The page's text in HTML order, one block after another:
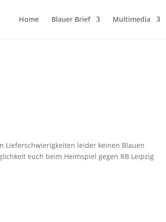
Home Blauer Brief Multimedia
Lieferschwierigkeiten leider keinen Blauen
euch beim Heimspiel gegen RB Leipzig